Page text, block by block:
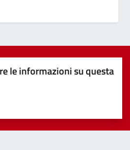
le informazioni su questa
stelle su 5
su 5
5